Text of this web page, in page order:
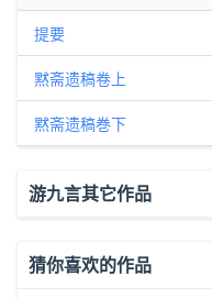
提要
黙斋遗稿卷上
黙斋遗稿巻下
游九言其它作品
猜你喜欢的作品